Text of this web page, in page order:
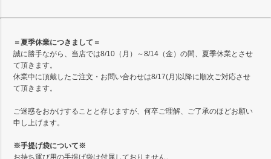
＝夏季休業につきまして＝
誠に勝手ながら、当店では8/10（月）～8/14（金）の間、夏季休業とさせ
て頂きます。
休業中に頂戴したご注文・お問い合わせは8/17(月)以降に順次ご対応させ
て頂きます。
ご迷惑をおかけすることと存じますが、何卒ご理解、ご了承のほどお願い
申し上げます。
※手提げ袋について※
お持ち運び用の手提げ袋は付属しておりません。